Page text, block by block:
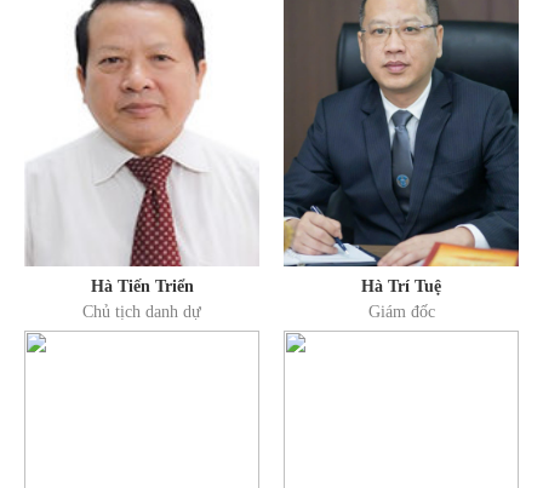
Hà Tiến Triển
Chủ tịch danh dự
Hà Trí Tuệ
Giám đốc